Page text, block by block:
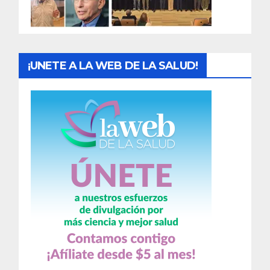
¡UNETE A LA WEB DE LA SALUD!